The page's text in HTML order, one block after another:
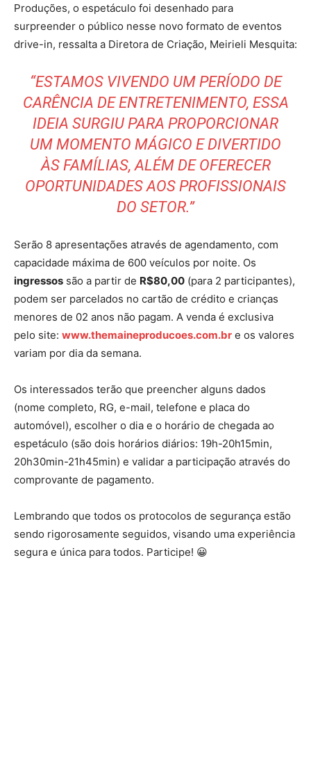
Produções, o espetáculo foi desenhado para
surpreender o público nesse novo formato de eventos
drive-in, ressalta a Diretora de Criação, Meirieli Mesquita:
“ESTAMOS VIVENDO UM PERÍODO DE
CARÊNCIA DE ENTRETENIMENTO, ESSA
IDEIA SURGIU PARA PROPORCIONAR
UM MOMENTO MÁGICO E DIVERTIDO
ÀS FAMÍLIAS, ALÉM DE OFERECER
OPORTUNIDADES AOS PROFISSIONAIS
DO SETOR.”
Serão 8 apresentações através de agendamento, com
capacidade máxima de 600 veículos por noite. Os
ingressos são a partir de R$80,00 (para 2 participantes),
podem ser parcelados no cartão de crédito e crianças
menores de 02 anos não pagam. A venda é exclusiva
pelo site: www.themaineproducoes.com.br e os valores
variam por dia da semana.
Os interessados terão que preencher alguns dados
(nome completo, RG, e-mail, telefone e placa do
automóvel), escolher o dia e o horário de chegada ao
espetáculo (são dois horários diários: 19h-20h15min,
20h30min-21h45min) e validar a participação através do
comprovante de pagamento.
Lembrando que todos os protocolos de segurança estão
sendo rigorosamente seguidos, visando uma experiência
segura e única para todos. Participe! 😀